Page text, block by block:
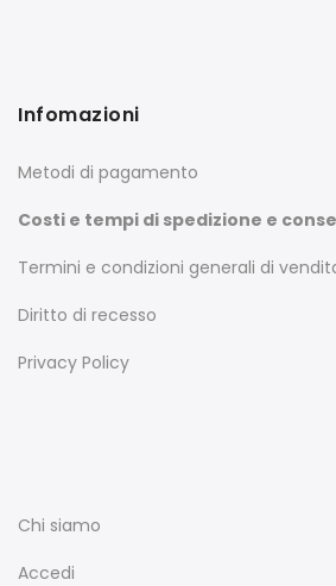
Infomazioni
Metodi di pagamento
Costi e tempi di spedizione e
Termini e condizioni generali di
Diritto di recesso
Privacy Policy
Chi siamo
Accedi